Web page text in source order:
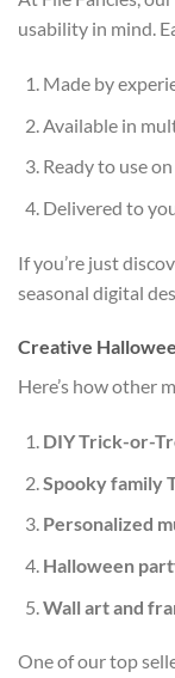
usability in mind.
Made by
Available in
Ready to use
Delivered to
If you’re just
seasonal digital
Creative
Here’s how other
DIY Trick-or-
Spooky family
Personalized
Halloween
Wall art and
One of our top